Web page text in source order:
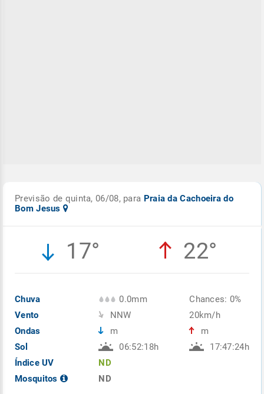
Previsão de quinta, 06/08, para Praia da Cachoeira do
Bom Jesus
17° 22°
Chuva
Vento
Ondas
Sol
Índice UV
Mosquitos
0.0mm
NNW
m
06:52:18h
ND
ND
Chances: 0%
20km/h
m
17:47:24h